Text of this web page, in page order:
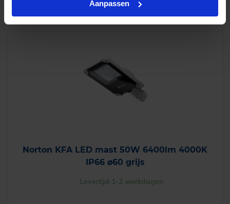
Aanpassen
Norton KFA LED mast 50W 6400lm 4000K
IP66 ø60 grijs
Levertijd 1-2 werkdagen